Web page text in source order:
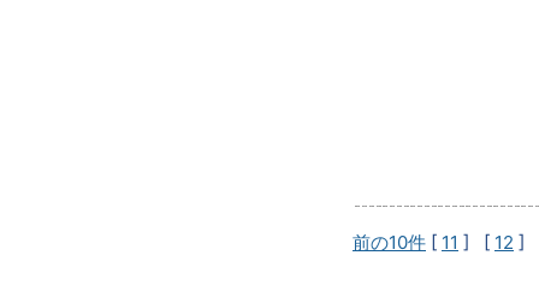
前の10件 [ 11 ] [ 12 ]